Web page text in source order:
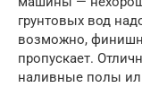
грунтовых вод
возможно,
пропускает.
наливные полы